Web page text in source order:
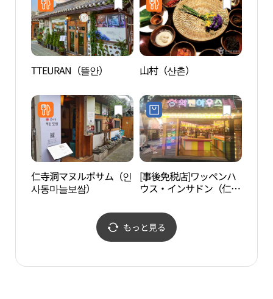
TTEURAN（뜰안） 山村（산촌）
仁寺洞マヌルポサム（인
사동마늘보쌈）
[事後免税店]ワッペンハ
ウス・インサドン（仁寺
동점)
もっと見る